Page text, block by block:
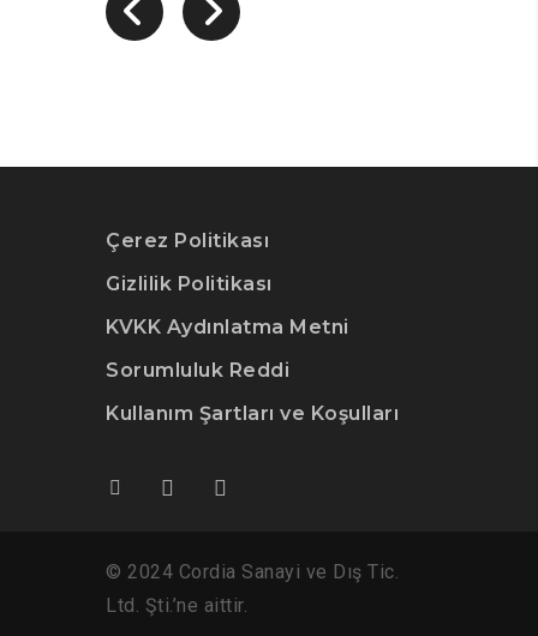
Çerez Politikası
Gizlilik Politikası
KVKK Aydınlatma Metni
Sorumluluk Reddi
Kullanım Şartları ve Koşulları
© 2024 Cordia Sanayi ve Dış Tic.
Ltd. Şti.’ne aittir.